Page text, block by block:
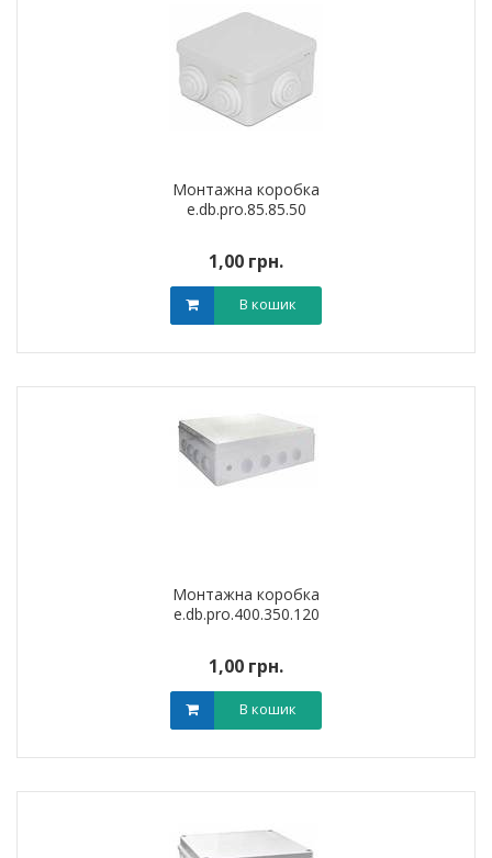
Монтажна коробка
e.db.pro.85.85.50
1,00 грн.
В кошик
Монтажна коробка
e.db.pro.400.350.120
1,00 грн.
В кошик